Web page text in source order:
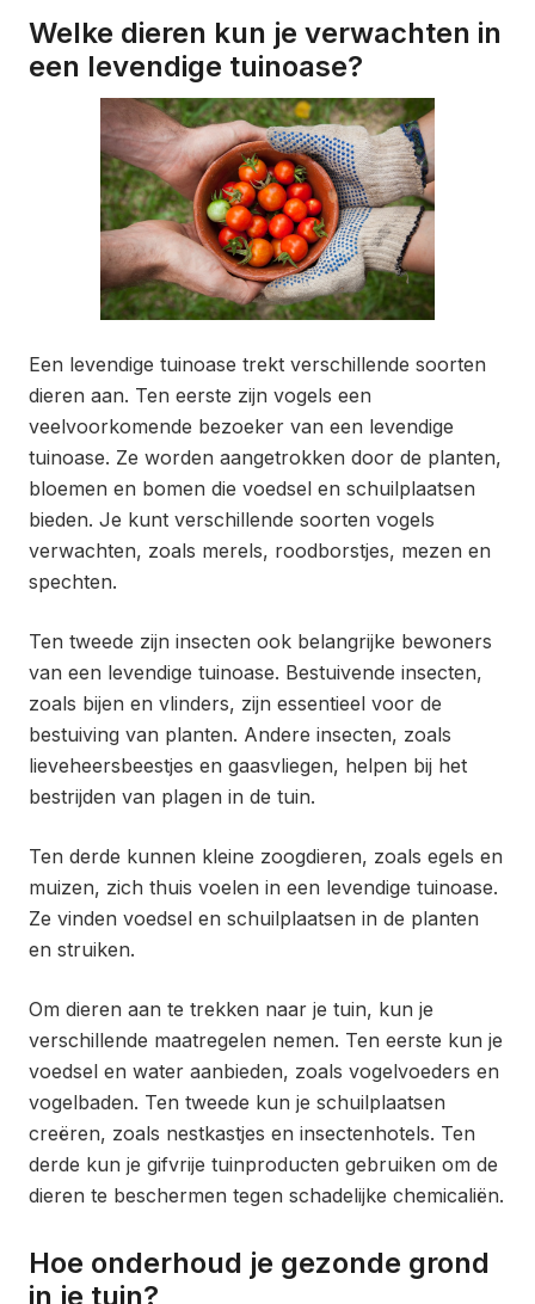
Welke dieren kun je verwachten in
een levendige tuinoase?
Een levendige tuinoase trekt verschillende soorten
dieren aan. Ten eerste zijn vogels een
veelvoorkomende bezoeker van een levendige
tuinoase. Ze worden aangetrokken door de planten,
bloemen en bomen die voedsel en schuilplaatsen
bieden. Je kunt verschillende soorten vogels
verwachten, zoals merels, roodborstjes, mezen en
spechten.
Ten tweede zijn insecten ook belangrijke bewoners
van een levendige tuinoase. Bestuivende insecten,
zoals bijen en vlinders, zijn essentieel voor de
bestuiving van planten. Andere insecten, zoals
lieveheersbeestjes en gaasvliegen, helpen bij het
bestrijden van plagen in de tuin.
Ten derde kunnen kleine zoogdieren, zoals egels en
muizen, zich thuis voelen in een levendige tuinoase.
Ze vinden voedsel en schuilplaatsen in de planten
en struiken.
Om dieren aan te trekken naar je tuin, kun je
verschillende maatregelen nemen. Ten eerste kun je
voedsel en water aanbieden, zoals vogelvoeders en
vogelbaden. Ten tweede kun je schuilplaatsen
creëren, zoals nestkastjes en insectenhotels. Ten
derde kun je gifvrije tuinproducten gebruiken om de
dieren te beschermen tegen schadelijke chemicaliën.
Hoe onderhoud je gezonde grond
in je tuin?